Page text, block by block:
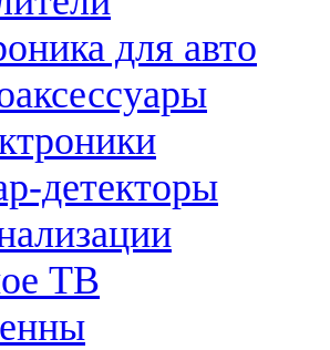
для авто
детекторы
ТВ